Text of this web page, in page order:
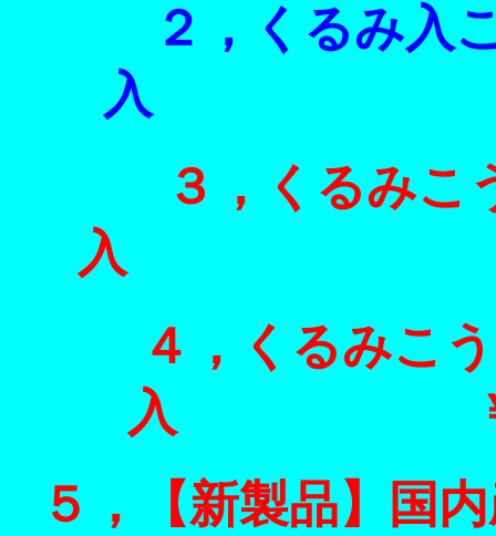
２，くるみ入
入 ￥２５
３，くるみ
入 ￥１８
４，くるみこ
入 ￥１０
５，【新製品】国